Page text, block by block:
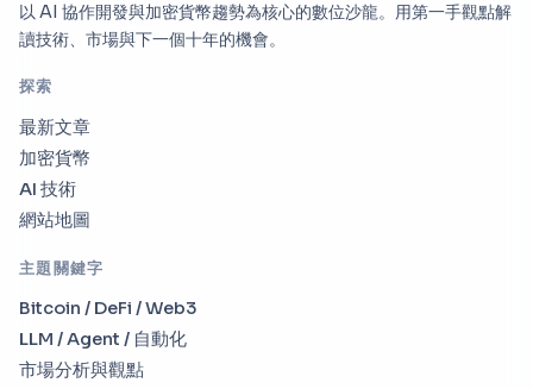
以 AI 協作開發與加密貨幣趨勢為核心的數位沙龍。用第一手觀點解
讀技術、市場與下一個十年的機會。
探索
最新文章
加密貨幣
AI 技術
網站地圖
主題關鍵字
Bitcoin / DeFi / Web3
LLM / Agent / 自動化
市場分析與觀點